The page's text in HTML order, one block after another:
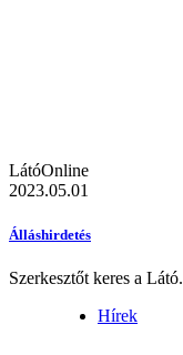
LátóOnline
2023.05.01
Álláshirdetés
Szerkesztőt keres a Látó.
Hírek